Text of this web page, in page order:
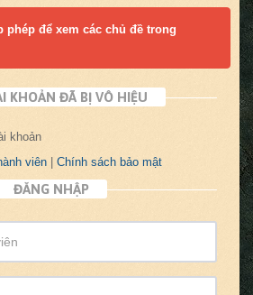
phép để xem các chủ đề trong
KHOẢN ĐÃ BỊ VÔ HIỆU
khoản
viên
Chính sách bảo mật
ĐĂNG NHẬP